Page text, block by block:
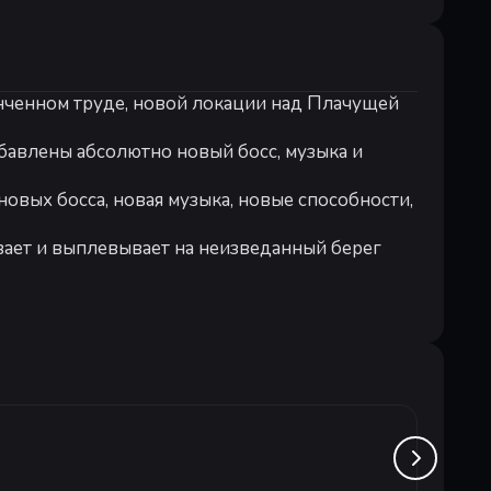
труде, новой локации над Плачущей
абсолютно новый босс, музыка и
босса, новая музыка, новые способности,
и выплевывает на неизведанный берег
в царящем вокруг ужасе. Исследуйте
самих, чтобы превзойти все свои
их безумия.
в неземном 3D. Сражайтесь с врагами,
Chef